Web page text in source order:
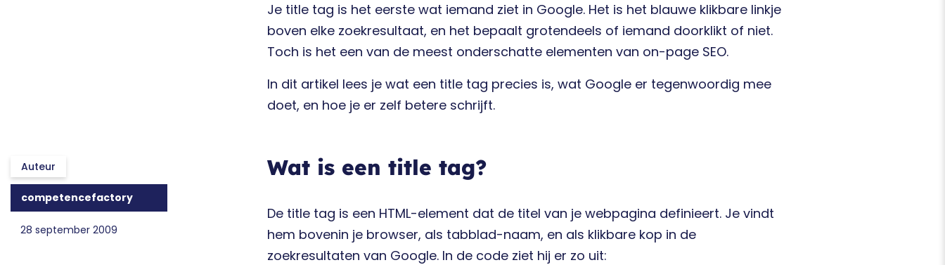
Auteur
competencefactory
28 september 2009
Je title tag is het eerste wat iemand ziet in Google. Het is het blauwe klikbare linkje
boven elke zoekresultaat, en het bepaalt grotendeels of iemand doorklikt of niet.
Toch is het een van de meest onderschatte elementen van on-page SEO.
In dit artikel lees je wat een title tag precies is, wat Google er tegenwoordig mee
doet, en hoe je er zelf betere schrijft.
Wat is een title tag?
De title tag is een HTML-element dat de titel van je webpagina definieert. Je vindt
hem bovenin je browser, als tabblad-naam, en als klikbare kop in de
zoekresultaten van Google. In de code ziet hij er zo uit: